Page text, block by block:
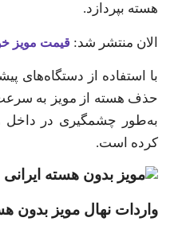
هسته بپردازد.
الان منتشر شد: قیمت مویز
با استفاده از دستگاه‌های
حذف هسته از مویز به
به‌طور چشمگیری در داخل و
کرده است.
واردات نهال مویز بدون